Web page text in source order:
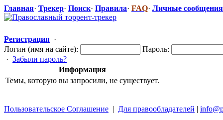
Главная· Трекер· Поиск· Правила· FAQ· Личные сообщения
Регистрация ·
Логин (имя на сайте):
Пароль:
· Забыли пароль?
Информация
Темы, которую вы запросили, не существует.
Пользовательское Соглашение | Для правообладателей |